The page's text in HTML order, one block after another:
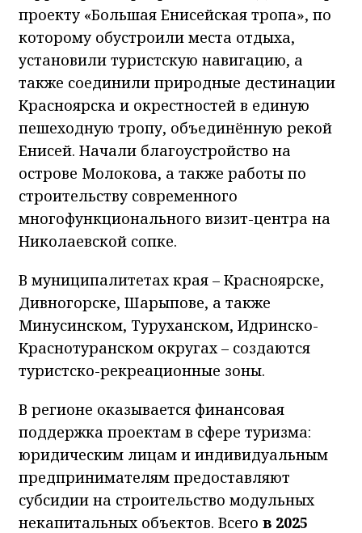
проекту «Большая Енисейская тропа», по
которому обустроили места отдыха,
установили туристскую навигацию, а
также соединили природные дестинации
Красноярска и окрестностей в единую
пешеходную тропу, объединённую рекой
Енисей. Начали благоустройство на
острове Молокова, а также работы по
строительству современного
многофункционального визит-центра на
Николаевской сопке.
В муниципалитетах края – Красноярске,
Дивногорске, Шарыпове, а также
Минусинском, Туруханском, Идринско-
Краснотуранском округах – создаются
туристско-рекреационные зоны.
В регионе оказывается финансовая
поддержка проектам в сфере туризма:
юридическим лицам и индивидуальным
предпринимателям предоставляют
субсидии на строительство модульных
некапитальных объектов. Всего в 2025